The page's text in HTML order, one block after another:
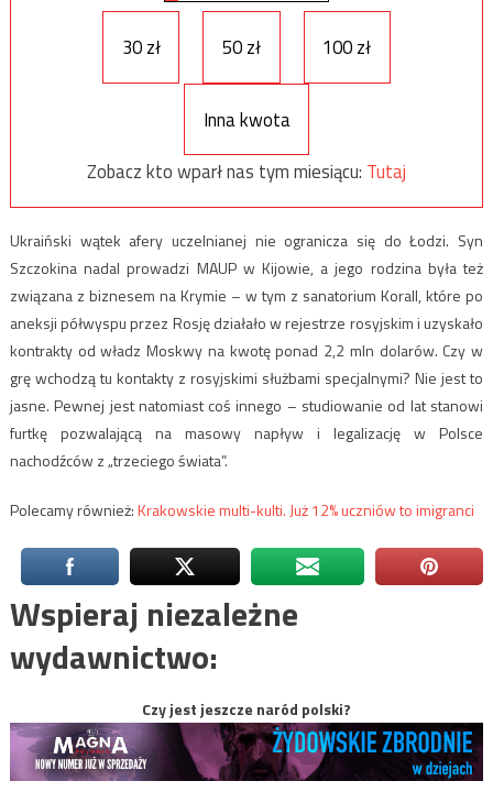
30 zł 50 zł 100 zł
Inna kwota
Zobacz kto wparł nas tym miesiącu: Tutaj
Ukraiński wątek afery uczelnianej nie ogranicza się do Łodzi. Syn
Szczokina nadal prowadzi MAUP w Kijowie, a jego rodzina była też
związana z biznesem na Krymie – w tym z sanatorium Korall, które po
aneksji półwyspu przez Rosję działało w rejestrze rosyjskim i uzyskało
kontrakty od władz Moskwy na kwotę ponad 2,2 mln dolarów. Czy w
grę wchodzą tu kontakty z rosyjskimi służbami specjalnymi? Nie jest to
jasne. Pewnej jest natomiast coś innego – studiowanie od lat stanowi
furtkę pozwalającą na masowy napływ i legalizację w Polsce
nachodźców z „trzeciego świata”.
Polecamy również:Krakowskie multi-kulti. Już 12% uczniów to imigranci
Wspieraj niezależne
wydawnictwo:
Czy jest jeszcze naród polski?